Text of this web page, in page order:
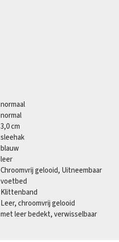
normaal
normal
3,0 cm
sleehak
blauw
leer
Chroomvrij gelooid, Uitneembaar
voetbed
Klittenband
Leer, chroomvrij gelooid
met leer bedekt, verwisselbaar